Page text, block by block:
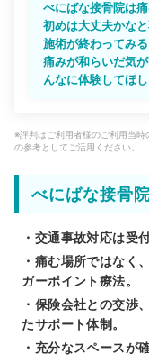
べにばな接骨院は
初めは大丈夫かな
施術が終わってみ
痛みが和らいだ気
んなに体験してほし
※評判はご利用者様のご利用当
の参考としてご活用ください。
べにばな接骨
・交通事故対応は受
・痛む場所ではなく
ガーポイント療法。
・保険会社との交渉
たサポート体制。
・充分なスペースが